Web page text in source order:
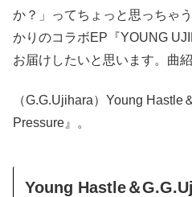
か？」ってちょっと思っちゃ
かりのコラボEP『YOUNG
お届けしたいと思います。曲
（G.G.Ujihara）Young Hastle
Pressure』。
Young Hastle＆